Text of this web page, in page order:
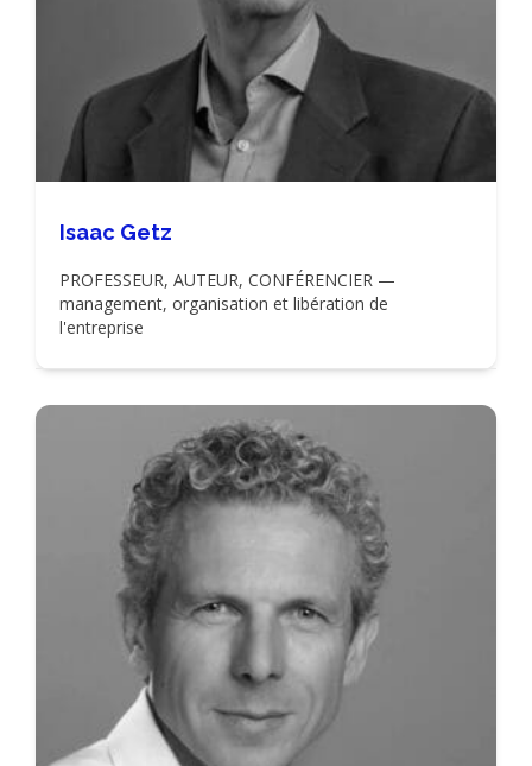
Isaac Getz
PROFESSEUR, AUTEUR, CONFÉRENCIER —
management, organisation et libération de
l'entreprise